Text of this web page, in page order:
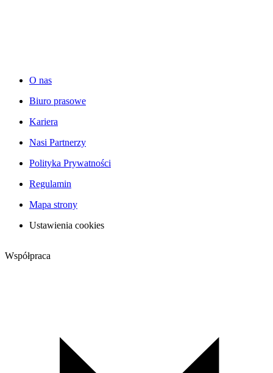
O nas
Biuro prasowe
Kariera
Nasi Partnerzy
Polityka Prywatności
Regulamin
Mapa strony
Ustawienia cookies
Współpraca